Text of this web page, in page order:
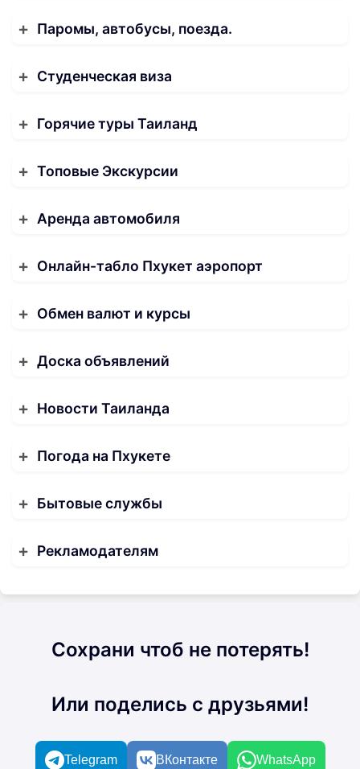
Паромы, автобусы, поезда.
Студенческая виза
Горячие туры Таиланд
Топовые Экскурсии
Аренда автомобиля
Онлайн-табло Пхукет аэропорт
Обмен валют и курсы
Доска объявлений
Новости Таиланда
Погода на Пхукете
Бытовые службы
Рекламодателям
Сохрани чтоб не потерять!
Или поделись с друзьями!
Telegram ВКонтакте WhatsApp